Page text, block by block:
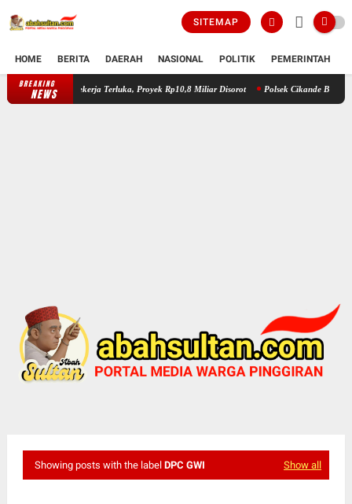
SITEMAP
HOME BERITA DAERAH NASIONAL POLITIK PEMERINTAH
BREAKING
NEWS Kerangka Jembatan Kidongdong Tergelincir, Sejumlah Pekerja Terluka,
Showing posts with the label DPC GWI Show all